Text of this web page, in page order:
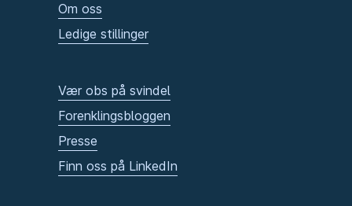
Om oss
Ledige stillinger
Vær obs på svindel
Forenklingsbloggen
Presse
Finn oss på LinkedIn